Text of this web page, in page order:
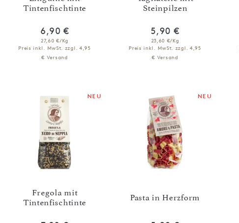
Tintenfischtinte
6,90 €
27,60 €/Kg
Preis inkl. MwSt. zzgl. 4,95
€ Versand
Steinpilzen
5,90 €
23,60 €/Kg
Preis inkl. MwSt. zzgl. 4,95
€ Versand
Fregola mit
Tintenfischtinte
NEU
Pasta in Herzform
NEU